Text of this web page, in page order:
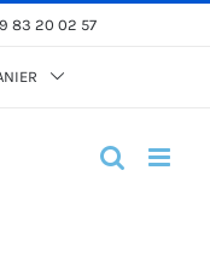
83 20 02 57